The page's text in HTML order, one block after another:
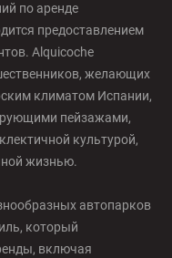
по аренде
предоставлением
Alquicoche
желающих
климатом Испании,
пейзажами,
культурой,
жизнью.
автопарков
который
включая